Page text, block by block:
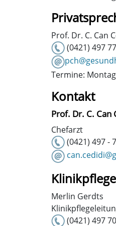
Prof. Dr. C. Can
(0421) 497
Termine:
Kontakt
Prof. Dr. C. Can
Chefarzt
(0421) 497 -
Merlin Gerdts
(0421) 497